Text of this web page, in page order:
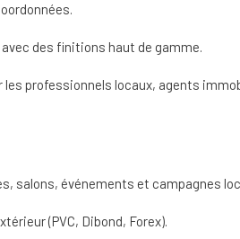
des finitions haut de gamme.
professionnels locaux, agents
salons, événements et campagnes
(PVC, Dibond, Forex).